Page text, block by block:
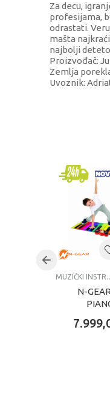
Za decu,
profesijama,
odrastati.
mašta
najbolji
Proizvođač:
Zemlja
Uvoznik:
Pol
Uzrast
MUZIČKI
N-